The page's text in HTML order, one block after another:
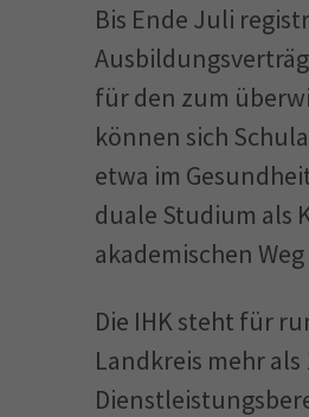
Bis Ende Juli
für den zum
können sich
etwa im
duale Studium als
akademischen
Die IHK steht für
Landkreis mehr